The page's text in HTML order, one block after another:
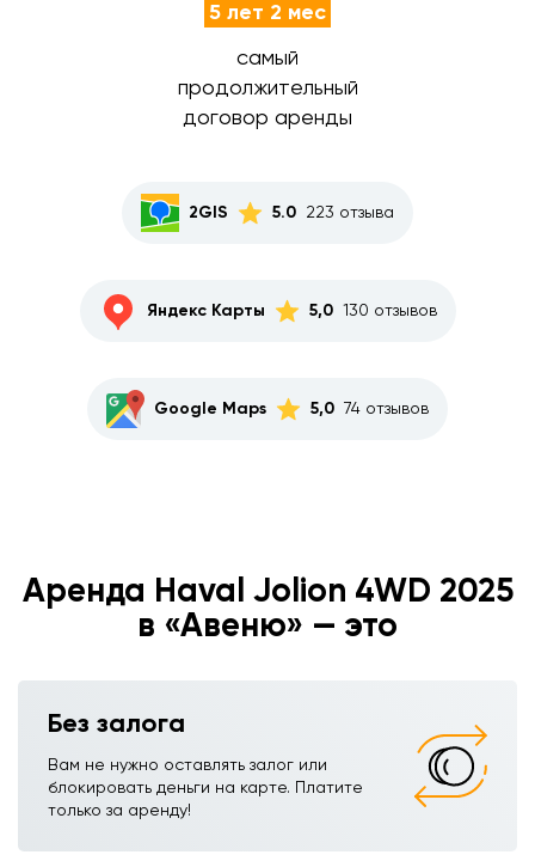
5 лет 2 мес
самый
продолжительный
договор аренды
2GIS 5.0 223 отзыва
Яндекс Карты 5,0 130 отзывов
Google Maps 5,0 74 отзывов
Аренда Haval Jolion 4WD 2025
в «Авеню» — это
Без залога
Вам не нужно оставлять залог или
блокировать деньги на карте. Платите
только за аренду!